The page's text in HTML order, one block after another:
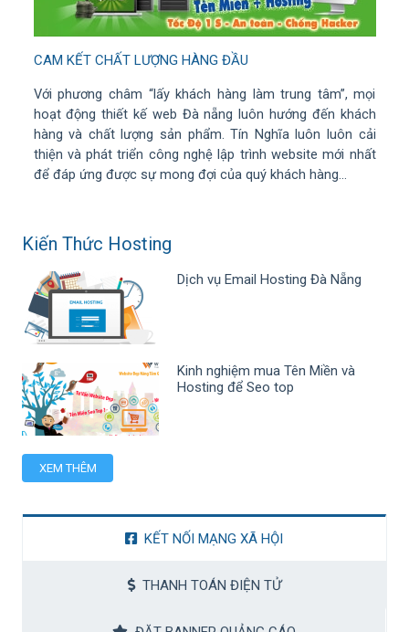
CAM KẾT CHẤT LƯỢNG HÀNG ĐẦU
Với phương châm “lấy khách hàng làm trung tâm”, mọi
hoạt động thiết kế web Đà nẵng luôn hướng đến khách
hàng và chất lượng sản phẩm. Tín Nghĩa luôn luôn cải
thiện và phát triển công nghệ lập trình website mới nhất
để đáp ứng được sự mong đợi của quý khách hàng...
Kiến Thức Hosting
Dịch vụ Email Hosting Đà Nẵng
Kinh nghiệm mua Tên Miền và
Hosting để Seo top
XEM THÊM
KẾT NỐI MẠNG XÃ HỘI
THANH TOÁN ĐIỆN TỬ